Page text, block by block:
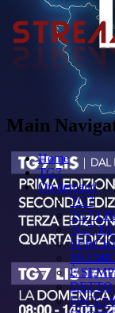
Main
Home
TG7
On demand
TG7
TG7 LIS
TG7
È